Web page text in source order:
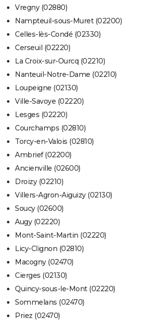
Vregny (02880)
Nampteuil-sous-Muret (02200)
Celles-lès-Condé (02330)
Cerseuil (02220)
La Croix-sur-Ourcq (02210)
Nanteuil-Notre-Dame (02210)
Loupeigne (02130)
Ville-Savoye (02220)
Lesges (02220)
Courchamps (02810)
Torcy-en-Valois (02810)
Ambrief (02200)
Ancienville (02600)
Droizy (02210)
Villers-Agron-Aiguizy (02130)
Soucy (02600)
Augy (02220)
Mont-Saint-Martin (02220)
Licy-Clignon (02810)
Macogny (02470)
Cierges (02130)
Quincy-sous-le-Mont (02220)
Sommelans (02470)
Priez (02470)